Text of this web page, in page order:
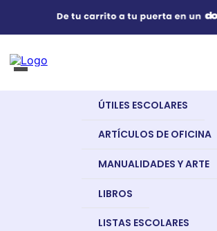
Útiles Escolares
Artículos de Oficina
Manualidades y Arte
ÚTILES ESCOLARES
ARTÍCULOS DE OFICINA
MANUALIDADES Y ARTE
LIBROS
LISTAS ESCOLARES